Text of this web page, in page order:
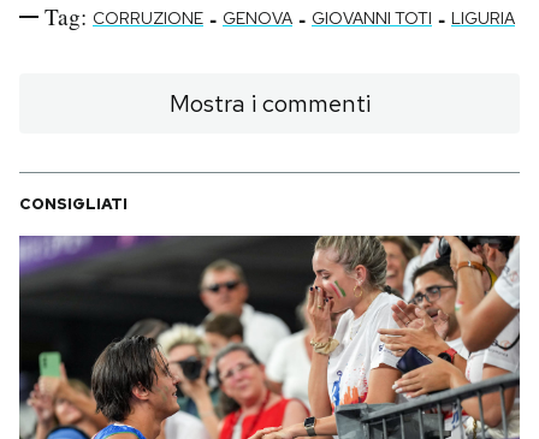
Tag: CORRUZIONE - GENOVA - GIOVANNI TOTI - LIGURIA
Mostra i commenti
CONSIGLIATI